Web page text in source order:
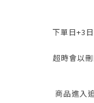
下單日+3
超時會以
商品進入